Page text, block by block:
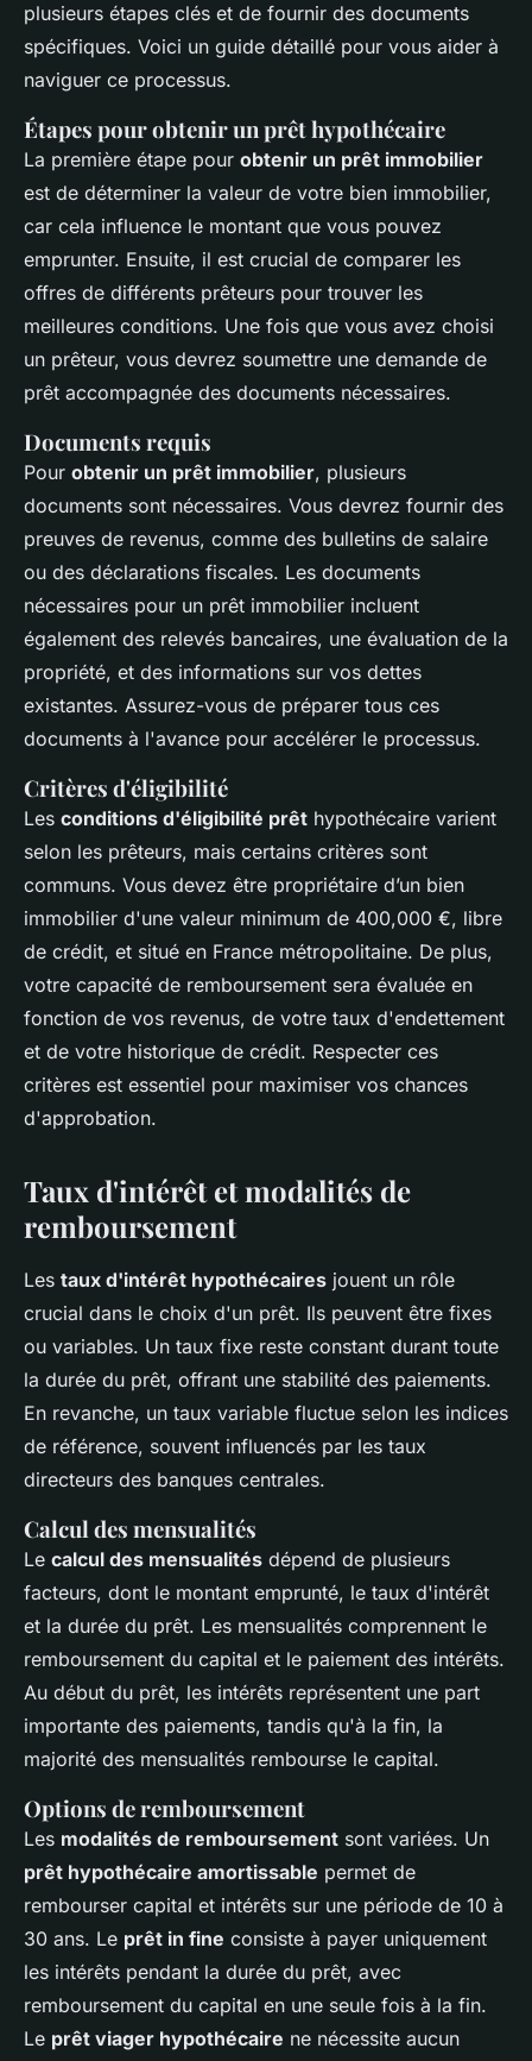
plusieurs étapes clés et de fournir des documents
spécifiques. Voici un guide détaillé pour vous aider à
naviguer ce processus.
Étapes pour obtenir un prêt hypothécaire
La première étape pour obtenir un prêt immobilier
est de déterminer la valeur de votre bien immobilier,
car cela influence le montant que vous pouvez
emprunter. Ensuite, il est crucial de comparer les
offres de différents prêteurs pour trouver les
meilleures conditions. Une fois que vous avez choisi
un prêteur, vous devrez soumettre une demande de
prêt accompagnée des documents nécessaires.
Documents requis
Pour obtenir un prêt immobilier, plusieurs
documents sont nécessaires. Vous devrez fournir des
preuves de revenus, comme des bulletins de salaire
ou des déclarations fiscales. Les documents
nécessaires pour un prêt immobilier incluent
également des relevés bancaires, une évaluation de la
propriété, et des informations sur vos dettes
existantes. Assurez-vous de préparer tous ces
documents à l'avance pour accélérer le processus.
Critères d'éligibilité
Les conditions d'éligibilité prêt hypothécaire varient
selon les prêteurs, mais certains critères sont
communs. Vous devez être propriétaire d’un bien
immobilier d'une valeur minimum de 400,000 €, libre
de crédit, et situé en France métropolitaine. De plus,
votre capacité de remboursement sera évaluée en
fonction de vos revenus, de votre taux d'endettement
et de votre historique de crédit. Respecter ces
critères est essentiel pour maximiser vos chances
d'approbation.
Taux d'intérêt et modalités de
remboursement
Les taux d'intérêt hypothécaires jouent un rôle
crucial dans le choix d'un prêt. Ils peuvent être fixes
ou variables. Un taux fixe reste constant durant toute
la durée du prêt, offrant une stabilité des paiements.
En revanche, un taux variable fluctue selon les indices
de référence, souvent influencés par les taux
directeurs des banques centrales.
Calcul des mensualités
Le calcul des mensualités dépend de plusieurs
facteurs, dont le montant emprunté, le taux d'intérêt
et la durée du prêt. Les mensualités comprennent le
remboursement du capital et le paiement des intérêts.
Au début du prêt, les intérêts représentent une part
importante des paiements, tandis qu'à la fin, la
majorité des mensualités rembourse le capital.
Options de remboursement
Les modalités de remboursement sont variées. Un
prêt hypothécaire amortissable permet de
rembourser capital et intérêts sur une période de 10 à
30 ans. Le prêt in fine consiste à payer uniquement
les intérêts pendant la durée du prêt, avec
remboursement du capital en une seule fois à la fin.
Le prêt viager hypothécaire ne nécessite aucun